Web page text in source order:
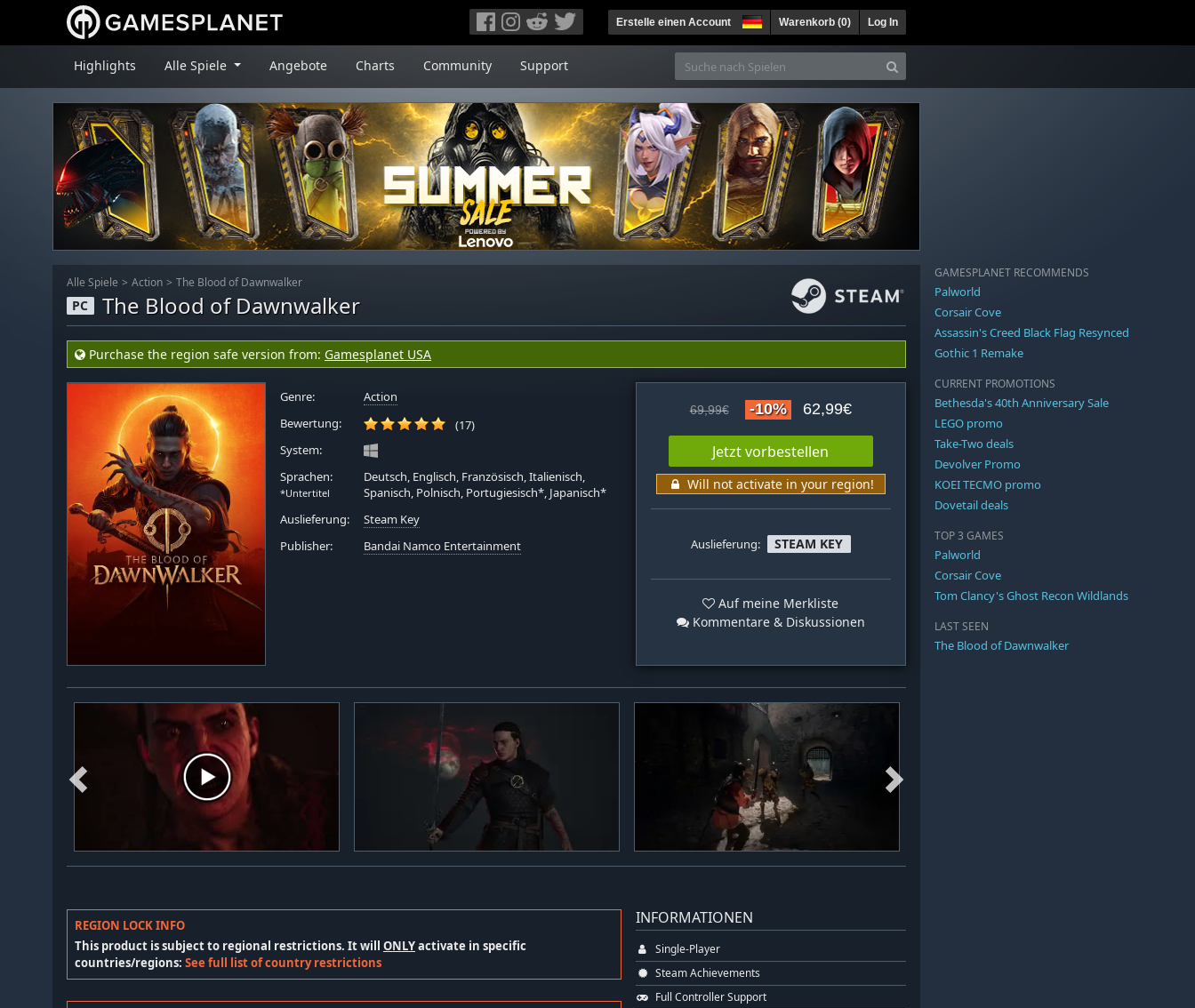
Erstelle einen Account Warenkorb (0) Log In
Highlights Alle Spiele Angebote Charts Community Support
Alle Spiele Action The Blood of Dawnwalker
PC The Blood of Dawnwalker
Purchase the region safe version from: Gamesplanet USA
Genre:
Action
Bewertung:
(17)
System:
Sprachen:
*Untertitel
Deutsch, Englisch, Französisch, Italienisch,
Spanisch, Polnisch, Portugiesisch*, Japanisch*
Auslieferung:
Steam Key
Publisher:
Bandai Namco Entertainment
69,99€ -10% 62,99€
Jetzt vorbestellen
Will not activate in your region!
Auslieferung: STEAM KEY
Auf meine Merkliste
Kommentare & Diskussionen
REGION LOCK INFO
This product is subject to regional restrictions. It will ONLYactivate in specific
countries/regions: See full list of country restrictions
INFORMATIONEN
Single-Player
Steam Achievements
Full Controller Support
GAMESPLANET RECOMMENDS
Palworld
Corsair Cove
Assassin's Creed Black Flag Resynced
Gothic 1 Remake
CURRENT PROMOTIONS
Bethesda's 40th Anniversary Sale
LEGO promo
Take-Two deals
Devolver Promo
KOEI TECMO promo
Dovetail deals
TOP 3 GAMES
Palworld
Corsair Cove
Tom Clancy's Ghost Recon Wildlands
LAST SEEN
The Blood of Dawnwalker